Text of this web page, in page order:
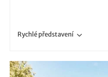
Rychlépředstavení